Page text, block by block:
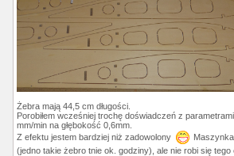
Żebra mają 44,5 cm długości.
Porobiłem wcześniej trochę doświadczeń z
mm/min na głębokość 0,6mm.
Z efektu jestem bardziej niż zadowolony
(jedno takie żebro tnie ok. godziny), ale nie robi się